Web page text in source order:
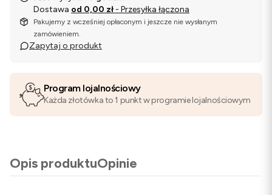
Dostawa od 0,00 zł - Przesyłka łączona
Pakujemy z wcześniej opłaconym i jeszcze nie wysłanym
zamówieniem.
Zapytaj o produkt
Program lojalnościowy
Każda złotówka to 1 punkt w programie lojalnościowym
Opis produktuOpinie